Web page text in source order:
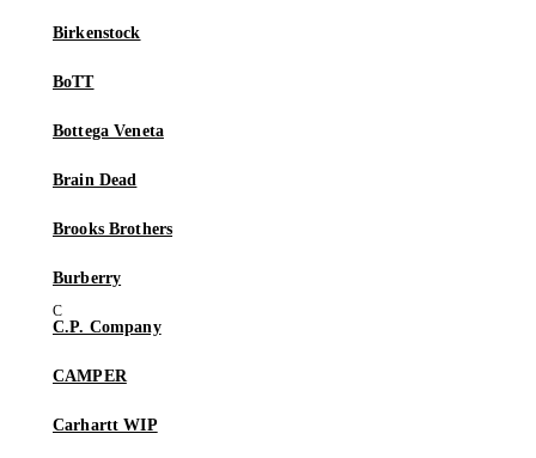
Birkenstock
BoTT
Bottega Veneta
Brain Dead
Brooks Brothers
Burberry
C.P. Company
CAMPER
Carhartt WIP